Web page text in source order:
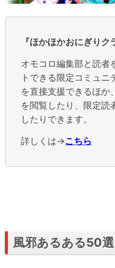
『ほかほかおにぎりク
オモコロ編集部と読者
トできる限定コミュ
を直接支援できるほか
を閲覧したり、限定読
したりできます。
詳しくは→こちら
風邪あるある50選